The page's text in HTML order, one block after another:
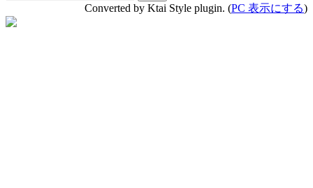
Converted by Ktai Style plugin. (PC 表示にする)